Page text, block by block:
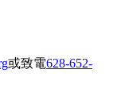
或致電628-652-